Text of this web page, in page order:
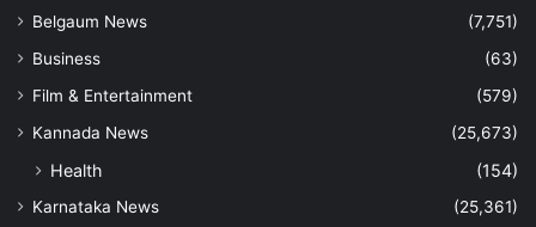
Belgaum News
(7,751)
Business
(63)
Film & Entertainment
(579)
Kannada News
(25,673)
Health (154)
Karnataka News
(25,361)